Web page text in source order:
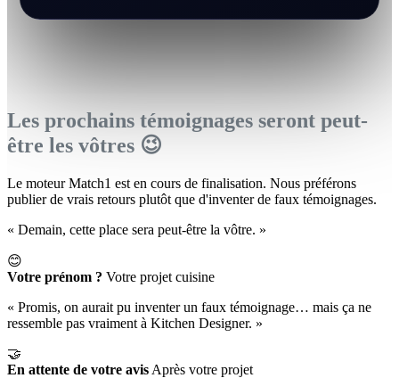
Les prochains témoignages seront peut-
être les vôtres 😉
Le moteur Match1 est en cours de finalisation. Nous préférons
publier de vrais retours plutôt que d'inventer de faux témoignages.
« Demain, cette place sera peut-être la vôtre. »
😊
Votre prénom ? Votre projet cuisine
« Promis, on aurait pu inventer un faux témoignage… mais ça ne
ressemble pas vraiment à Kitchen Designer. »
🤝
En attente de votre avis Après votre projet